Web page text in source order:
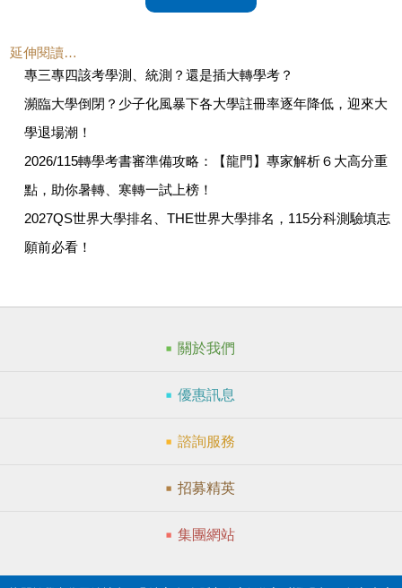
延伸閱讀…
專三專四該考學測、統測？還是插大轉學考？
瀕臨大學倒閉？少子化風暴下各大學註冊率逐年降低，迎來大
學退場潮！
2026/115轉學考書審準備攻略：【龍門】專家解析６大高分重
點，助你暑轉、寒轉一試上榜！
2027QS世界大學排名、THE世界大學排名，115分科測驗填志
願前必看！
關於我們
優惠訊息
諮詢服務
招募精英
集團網站